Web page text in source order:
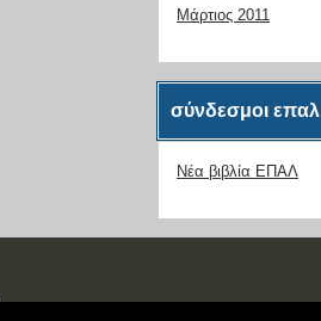
Μάρτιος 2011
σύνδεσμοι επαλ
Νέα βιβλία ΕΠΑΛ